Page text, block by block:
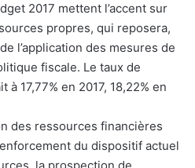
2017 mettent l’accent sur
propres, qui reposera,
l’application des mesures de
fiscale. Le taux de
17,77% en 2017, 18,22% en
des ressources financières
du dispositif actuel